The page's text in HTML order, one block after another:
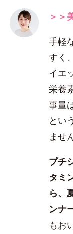
＞＞
手軽
すく
イエ
栄養
事量
とい
ませ
プチ
タミ
ら、
ンナ
もお